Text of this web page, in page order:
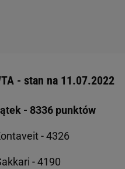
- stan na 11.07.2022
- 8336 punktów
- 4326
- 4190